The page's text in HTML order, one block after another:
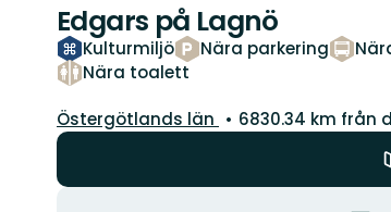
Edgars på Lagnö
Kulturmiljö Nära parkering
Nära toalett
Län:
Östergötlands län
6830.34 km från